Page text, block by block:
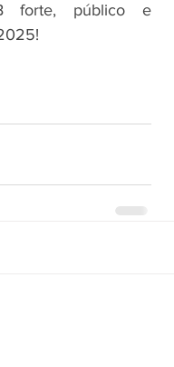
BB forte, público e